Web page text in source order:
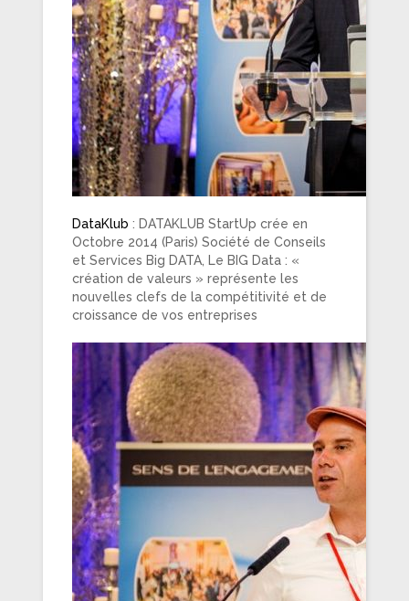
DataKlub : DATAKLUB StartUp crée en
Octobre 2014 (Paris) Société de Conseils
et Services Big DATA, Le BIG Data : «
création de valeurs » représente les
nouvelles clefs de la compétitivité et de
croissance de vos entreprises